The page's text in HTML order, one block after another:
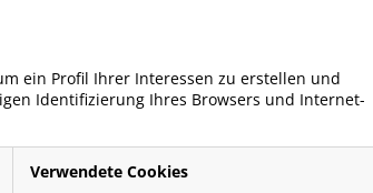
ein Profil Ihrer Interessen zu erstellen und
Identifizierung Ihres Browsers und Internet-
Verwendete Cookies